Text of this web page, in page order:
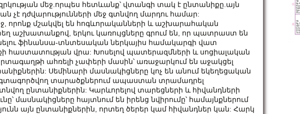
մեջ.որպես հետևանք՝ վտանգի տակ է ընտանիքը.այն
դժվարությունների մեջ գտնվող մարդու համար:
որոնք մշակվել են հոգևորականների և աշխարահական
աշխատանքով, երկու կառույցները գրում են, որ պատրաստ են
ֆինանսա-տնտեսական ներկայիս համակարգի վատ
հաստատության վրա: Խոսելով պատերազմների և սոցիալական
ահռելի չափերի մասին՝ առաջարկում են աջակցել
Սեմինարի մասնակիցները կոչ են անում եկեղեցական
տարածքներում ապաստան տրամադրել
ընտանիքներին: Կարևորելով տարեցների և հիվանդների
մասնակիցները հայտնում են իրենց նվիրումը՝ համայնքներում
այն ընտանիքներին, որտեղ ծերեր կամ հիվանդներ կան: Հարկ